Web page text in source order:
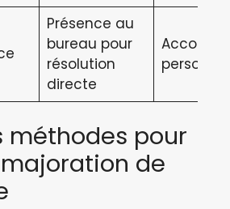
Présence au
bureau pour
résolution
directe
méthodes pour
de